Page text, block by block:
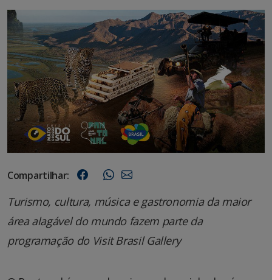
Compartilhar:
Turismo, cultura, música e gastronomia da maior
área alagável do mundo fazem parte da
programação do Visit Brasil Gallery